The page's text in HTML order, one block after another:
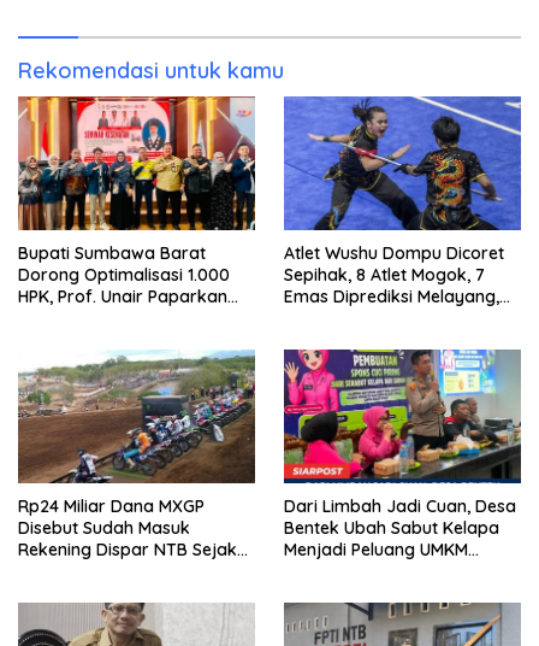
Rekomendasi untuk kamu
Bupati Sumbawa Barat
Dorong Optimalisasi 1.000
HPK, Prof. Unair Paparkan
Atlet Wushu Dompu Dicoret
Sepihak, 8 Atlet Mogok, 7
Emas Diprediksi Melayang,
Rp24 Miliar Dana MXGP
Disebut Sudah Masuk
Rekening Dispar NTB Sejak
Dari Limbah Jadi Cuan, Desa
Bentek Ubah Sabut Kelapa
Menjadi Peluang UMKM